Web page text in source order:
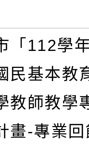
「112學
民基本教
教師教學
畫-專業